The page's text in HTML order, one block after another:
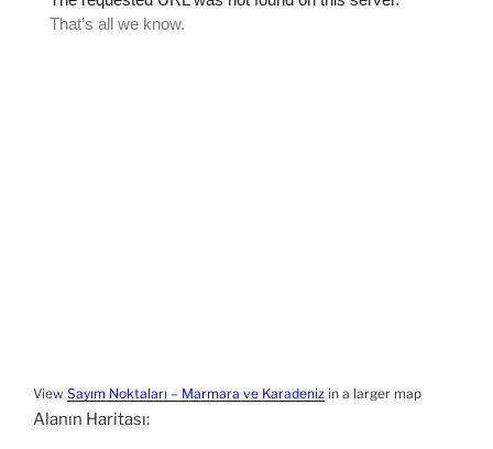
View Sayım Noktaları – Marmara ve Karadeniz in a larger map
Alanın Haritası: